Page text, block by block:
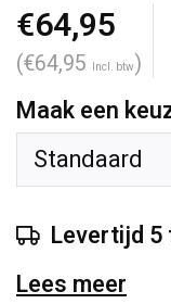
€64,95
(€64,95 Incl. btw)
Maak een
Standaard
Levertijd 5
Lees meer